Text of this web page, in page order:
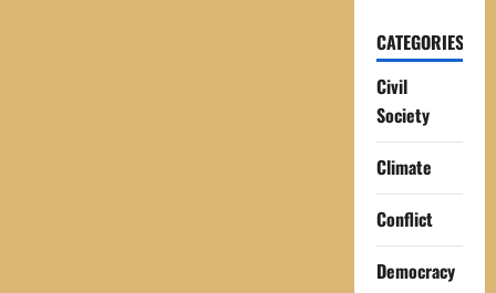
CATEGORIES
Civil
Society
Climate
Conflict
Democracy